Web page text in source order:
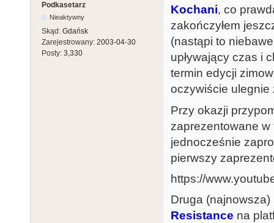
Podkasetarz
Nieaktywny
Skąd: Gdańsk
Zarejestrowany: 2003-04-30
Posty: 3,330
Kochani, co
zakończyłem
(nastąpi to
upływający czas i
termin edycji
oczywiście ulegnie
Przy okazji
zaprezentowane
jednocześnie
pierwszy
https://
Druga
Resistance na